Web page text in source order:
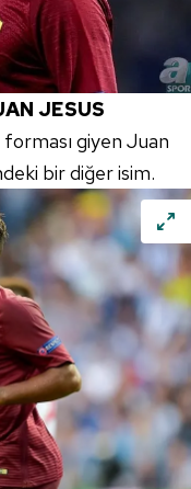
çerezlerle ilgili bilgi
JESUS
giyen Juan
bir diğer isim.